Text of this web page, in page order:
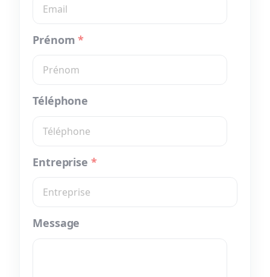
Prénom*
Téléphone
Entreprise *
Message